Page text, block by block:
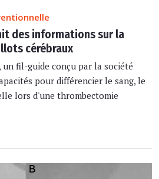
des informations sur la
cérébraux
un fil-guide conçu par la société
pour différencier le sang, le
lors d'une thrombectomie